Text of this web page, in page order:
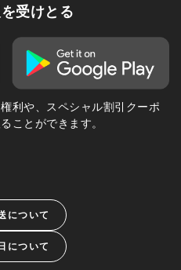
受けとる
利や、スペシャル割引クーポ
ことができます。
について
について